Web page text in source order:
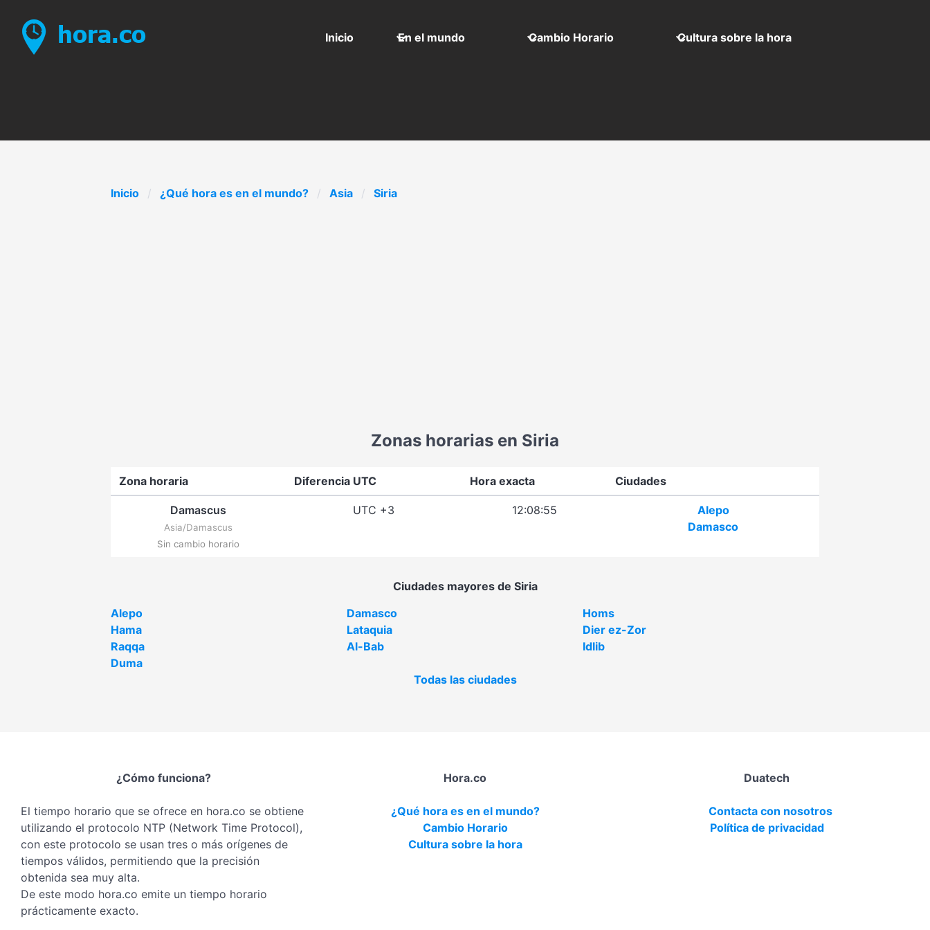
Inicio En el mundo Cambio Horario Cultura sobre la hora
Inicio ¿Qué hora es en el mundo? Asia Siria
Zonas horarias en Siria
Zona horaria Diferencia UTC Hora exacta Ciudades
Damascus
Asia/Damascus
Sin cambio horario
UTC +3 12:08:55
Alepo
Damasco
Ciudades mayores de Siria
Alepo
Damasco
Homs
Hama
Lataquia
Dier ez-Zor
Raqqa
Al-Bab
Idlib
Duma
Todas las ciudades
¿Cómo funciona?
El tiempo horario que se ofrece en hora.co se obtiene
utilizando el protocolo NTP (Network Time Protocol),
con este protocolo se usan tres o más orígenes de
tiempos válidos, permitiendo que la precisión
obtenida sea muy alta.
De este modo hora.co emite un tiempo horario
prácticamente exacto.
Hora.co
¿Qué hora es en el mundo?
Cambio Horario
Cultura sobre la hora
Duatech
Contacta con nosotros
Política de privacidad